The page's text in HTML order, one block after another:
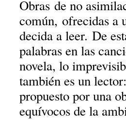
Obras de no
común, ofrecidas a
decida a leer. De
palabras en las
novela, lo
también es un
propuesto por una
equívocos de la